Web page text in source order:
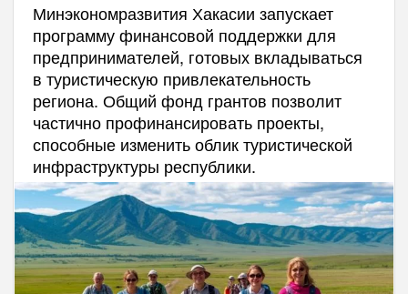
Минэкономразвития Хакасии запускает
программу финансовой поддержки для
предпринимателей, готовых вкладываться
в туристическую привлекательность
региона. Общий фонд грантов позволит
частично профинансировать проекты,
способные изменить облик туристической
инфраструктуры республики.